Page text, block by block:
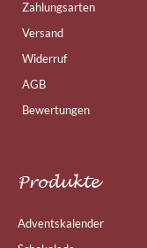
Zahlungsarten
Versand
Widerruf
AGB
Bewertungen
Produkte
Adventskalender